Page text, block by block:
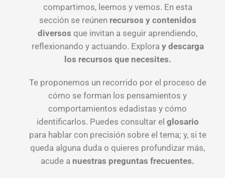
compartimos, leemos y vemos. En esta
sección se reúnen recursos y contenidos
diversos que invitan a seguir aprendiendo,
reflexionando y actuando. Explora y descarga
los recursos que necesites.
Te proponemos un recorrido por el proceso de
cómo se forman los pensamientos y
comportamientos edadistas y cómo
identificarlos. Puedes consultar el glosario
para hablar con precisión sobre el tema; y, si te
queda alguna duda o quieres profundizar más,
acude a nuestras preguntas frecuentes.